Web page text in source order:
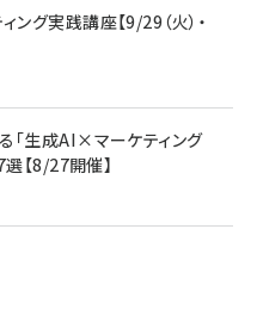
グ実践講座【9/29（火）・
「生成AI×マーケティング
【8/27開催】